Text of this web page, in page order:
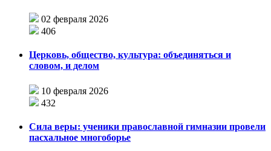
02 февраля 2026
406
Церковь, общество, культура: объединяться и
словом, и делом
10 февраля 2026
432
Сила веры: ученики православной гимназии провели
пасхальное многоборье